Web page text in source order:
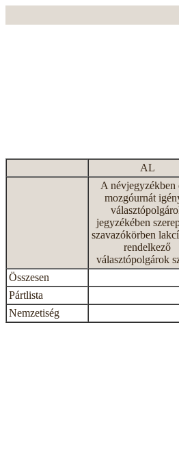
AL
A névjegyzékben
mozgóurnát
jegyzékében
szavazókörben
rendelkező
választópolgárok
Összesen
Pártlista
Nemzetiség